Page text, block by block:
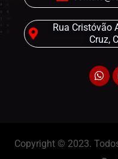
Rua Cristóvão
Cruz,
Copyright © 2023.